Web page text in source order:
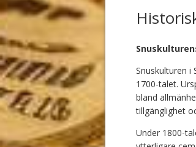
Snuskulturen i
1700-talet.
bland
tillgänglighet
Under 1800-